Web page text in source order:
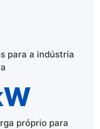
para a indústria
próprio para